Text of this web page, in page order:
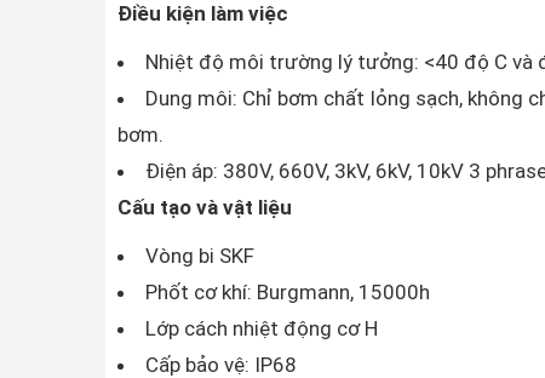
Điều kiện làm việc
Nhiệt độ môi trường lý tưởng: <40 độ C và
Dung môi: Chỉ bơm chất lỏng sạch, không
bơm.
Điện áp: 380V, 660V, 3kV, 6kV, 10kV 3
Cấu tạo và vật liệu
Vòng bi SKF
Phốt cơ khí: Burgmann, 15000h
Lớp cách nhiệt động cơ H
Cấp bảo vệ: IP68